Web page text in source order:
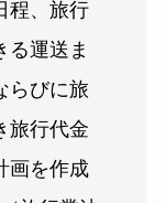
程、旅行
る運送ま
らびに旅
旅行代金
画を作成